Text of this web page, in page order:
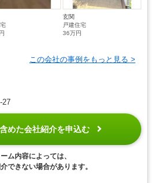
玄関
戸建住宅
36万円
この会社の事例をもっと見る >
めた会社紹介を申込む
ム内容によっては、
できない場合があります。